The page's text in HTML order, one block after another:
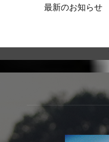
最新のお知らせ